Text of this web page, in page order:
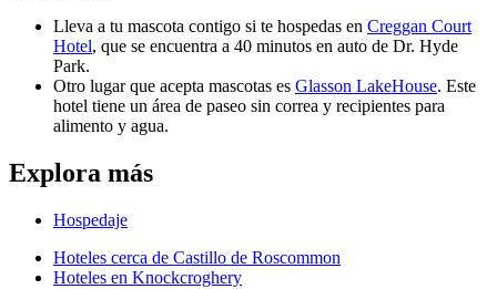
Lleva a tu mascota contigo si te hospedas en Creggan Court
Hotel, que se encuentra a 40 minutos en auto de Dr. Hyde
Park.
Otro lugar que acepta mascotas es Glasson LakeHouse. Este
hotel tiene un área de paseo sin correa y recipientes para
alimento y agua.
Explora más
Hospedaje
Hoteles cerca de Castillo de Roscommon
Hoteles en Knockcroghery